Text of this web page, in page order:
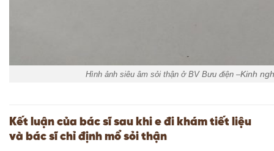
Hình ảnh siêu âm sỏi thận ở BV Bưu điện –Kinh
Kết luận của bác sĩ sau khi e đi khám tiết liệu
và bác sĩ chỉ định mổ sỏi thận